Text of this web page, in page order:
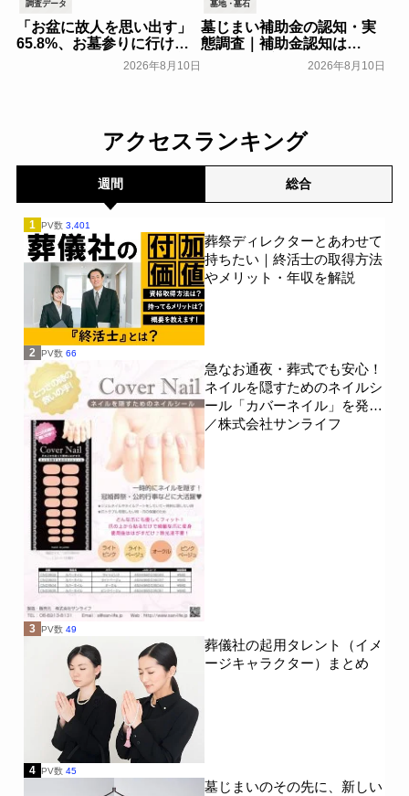
調査データ
「お盆に故人を思い出す」
65.8%、お墓参りに行けな
い人の60.4%が「何か供養
したい」と回答。お盆やお
2026年8月10日
墓地・墓石
墓じまい補助金の認知・実
態調査｜補助金認知は
24.00％、実際の利用は
2.00％｜費用負担軽減策1位
2026年8月10日
アクセスランキング
週間 総合
1 PV数 3,401
葬祭ディレクターとあわせて
持ちたい｜終活士の取得方法
やメリット・年収を解説
2 PV数 66
急なお通夜・葬式でも安心！
ネイルを隠すためのネイルシ
ール「カバーネイル」を発売
／株式会社サンライフ
3 PV数 49
葬儀社の起用タレント（イメ
ージキャラクター）まとめ
4 PV数 45
墓じまいのその先に、新しい